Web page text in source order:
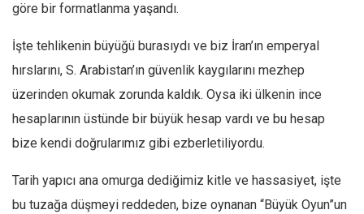
göre bir formatlanma yaşandı.
İşte tehlikenin büyüğü burasıydı ve biz İran’ın emperyal
hırslarını, S. Arabistan’ın güvenlik kaygılarını mezhep
üzerinden okumak zorunda kaldık. Oysa iki ülkenin ince
hesaplarının üstünde bir büyük hesap vardı ve bu hesap
bize kendi doğrularımız gibi ezberletiliyordu.
Tarih yapıcı ana omurga dediğimiz kitle ve hassasiyet, işte
bu tuzağa düşmeyi reddeden, bize oynanan “Büyük Oyun”un